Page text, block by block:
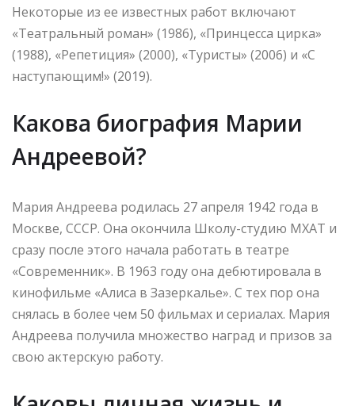
Некоторые из ее известных работ включают
«Театральный роман» (1986), «Принцесса цирка»
(1988), «Репетиция» (2000), «Туристы» (2006) и «С
наступающим!» (2019).
Какова биография Марии
Андреевой?
Мария Андреева родилась 27 апреля 1942 года в
Москве, СССР. Она окончила Школу-студию МХАТ и
сразу после этого начала работать в театре
«Современник». В 1963 году она дебютировала в
кинофильме «Алиса в Зазеркалье». С тех пор она
снялась в более чем 50 фильмах и сериалах. Мария
Андреева получила множество наград и призов за
свою актерскую работу.